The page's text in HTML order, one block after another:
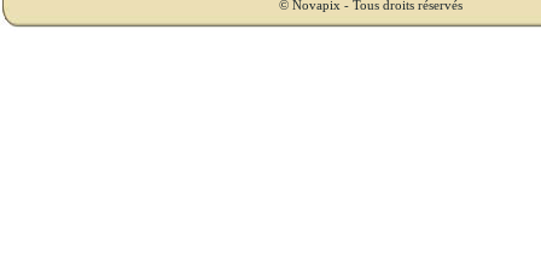
© Novapix - Tous droits réservés